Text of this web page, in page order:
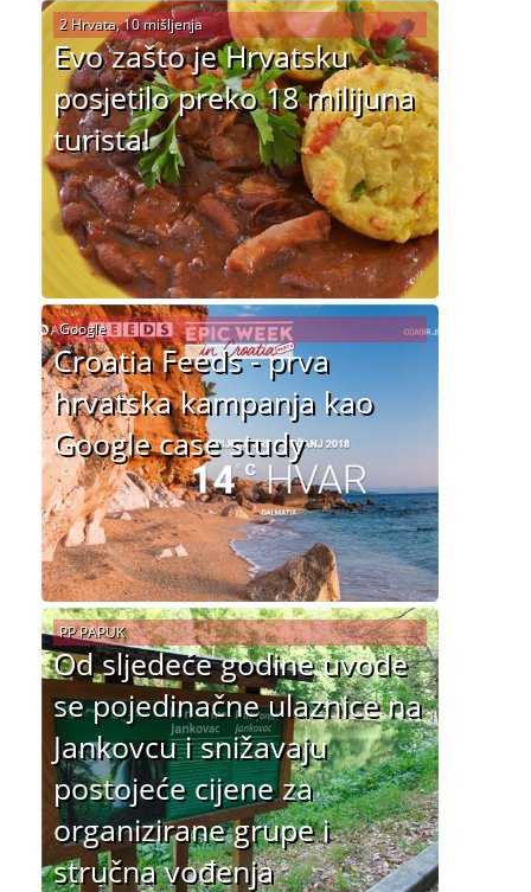
Evo zašto je Hrvatsku
posjetilo preko 18 milijuna
turista!
2 Hrvata, 10 mišljenja
Croatia Feeds - prva
hrvatska kampanja kao
Google case study
Google
Od sljedeće godine uvode
se pojedinačne ulaznice na
Jankovcu i snižavaju
postojeće cijene za
organizirane grupe i
stručna vođenja
PP PAPUK